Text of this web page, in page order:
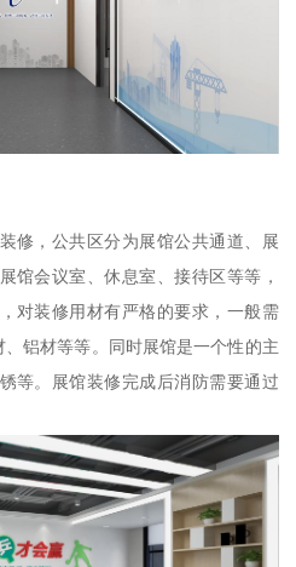
修，公共区分为展馆公共通道、展
馆会议室、休息室、接待区等等，
对装修用材有严格的要求，一般需
铝材等等。同时展馆是一个性的主
等。展馆装修完成后消防需要通过